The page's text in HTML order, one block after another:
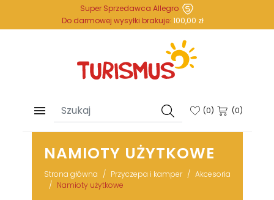
Do darmowej wysyłki brakuje: 100,00 zł
Super Sprzedawca Allegro
 (0) (0)
NAMIOTY UŻYTKOWE
Strona główna Przyczepa i kamper
Akcesoria
Namioty użytkowe